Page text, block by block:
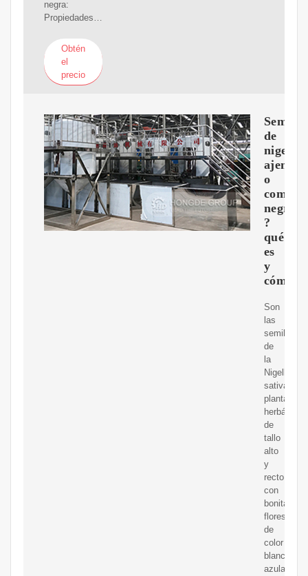
negra:
Propiedades…
Obtén
el
precio
de
nigella,
ajenuz
o
comino
negro:
?
qué
es
y
cómo
Son
las
semillas
de
la
Nigella
sativa,
planta
herbácea
de
tallo
alto
y
recto
con
bonitas
flores
de
color
blanco
azulado.El